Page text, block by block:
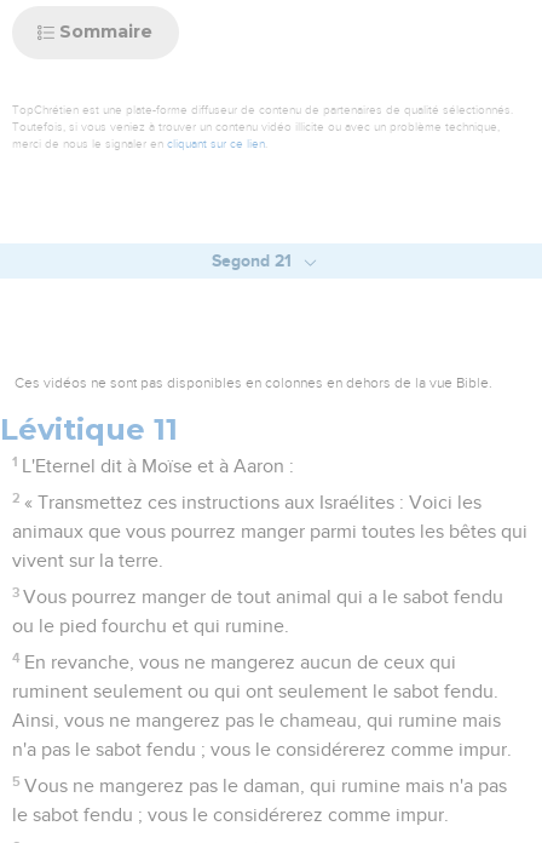
Sommaire
TopChrétien est une plate-forme diffuseur de contenu de partenaires de qualité sélectionnés.
Toutefois, si vous veniez à trouver un contenu vidéo illicite ou avec un problème technique,
merci de nous le signaler en cliquant sur ce lien
Segond 21
Ces vidéos ne sont pas disponibles en colonnes en dehors de la vue Bible.
Lévitique 11
1 L'Eternel dit à Moïse et à Aaron :
2 « Transmettez ces instructions aux Israélites : Voici les
animaux que vous pourrez manger parmi toutes les bêtes qui
vivent sur la terre.
3 Vous pourrez manger de tout animal qui a le sabot fendu
ou le pied fourchu et qui rumine.
4 En revanche, vous ne mangerez aucun de ceux qui
ruminent seulement ou qui ont seulement le sabot fendu.
Ainsi, vous ne mangerez pas le chameau, qui rumine mais
n'a pas le sabot fendu ; vous le considérerez comme impur.
5 Vous ne mangerez pas le daman, qui rumine mais n'a pas
le sabot fendu ; vous le considérerez comme impur.